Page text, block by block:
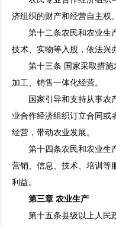
济组织的财产和经营自主权。
第十二条农民和农业生产
技术、实物等入股，依法兴
第十三条 国家采取措施
加工、销售一体化经营。
国家引导和支持从事农产
业合作经济组织订立合同或
经营，带动农业发展。
第十四条农民和农业生产
营销、信息、技术、培训等
利益。
第三章 农业生产
第十五条县级以上人民政